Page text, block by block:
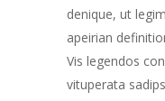
denique, ut
apeirian
Vis legendos
vituperata